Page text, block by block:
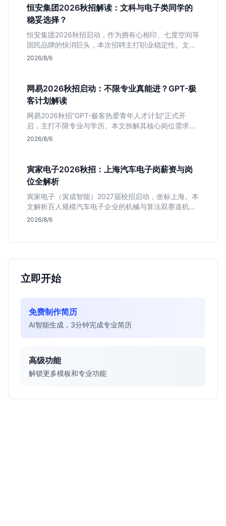
恒安集团2026秋招解读：文科与电子类同学的
稳妥选择？
恒安集团2026秋招启动，作为拥有心相印、七度空间等
国民品牌的快消巨头，本次招聘主打职业稳定性。文章
深度解析管培生项目，明确文商科主攻品牌营销、理工
2026/8/6
网易2026秋招启动：不限专业真能进？GPT-极
客计划解读
网易2026秋招“GPT-极客热爱青年人才计划”正式开
启，主打不限专业与学历。本文拆解其核心岗位需求
（技术研发、游戏策划、算法），分析非科班同学的投
2026/8/6
寅家电子2026秋招：上海汽车电子岗薪资与岗
位全解析
寅家电子（寅成智能）2027届校招启动，坐标上海。本
文解析百人规模汽车电子企业的机械与算法双赛道机
会，分析薪资面议背后的含金量及应届生成长路径，助
2026/8/6
立即开始
免费制作简历
AI智能生成，3分钟完成专业简历
高级功能
解锁更多模板和专业功能